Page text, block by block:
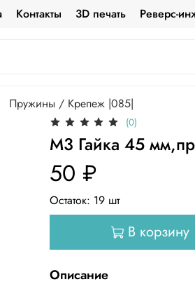
Контакты 3D печать Реверс-
Пружины / Крепеж |085|
(0)
M3 Гайка 45
50 ₽
Остаток: 19 шт
В корзину
Описание